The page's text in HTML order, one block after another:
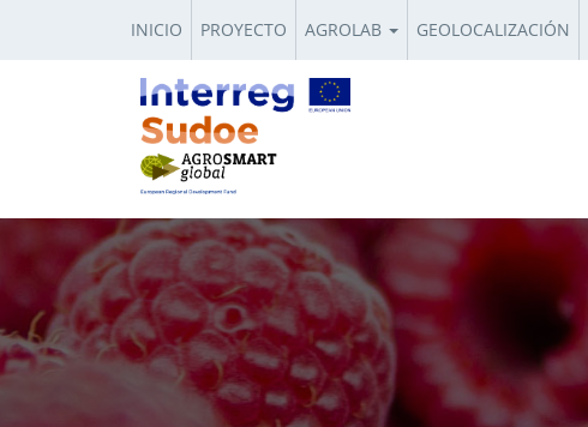
INICIO PROYECTO AGROLAB GEOLOCALIZACIÓN